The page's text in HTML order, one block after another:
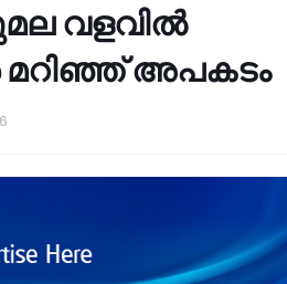
വളവിൽ
മറിഞ്ഞ് അപകടം